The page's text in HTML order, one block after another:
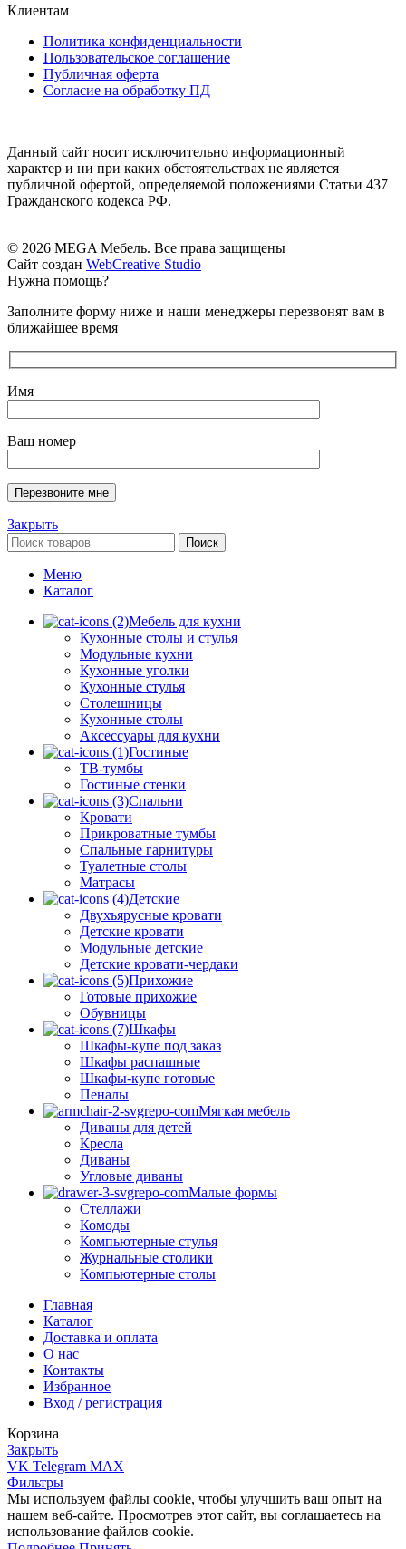
Клиентам
Политика конфиденциальности
Пользовательское соглашение
Публичная оферта
Согласие на обработку ПД
Данный сайт носит исключительно информационный
характер и ни при каких обстоятельствах не является
публичной офертой, определяемой положениями Статьи 437
Гражданского кодекса РФ.
© 2026 MEGA Мебель. Все права защищены
Сайт создан WebCreative Studio
Нужна помощь?
Заполните форму ниже и наши менеджеры перезвонят вам в
ближайшее время
Имя
Ваш номер
Закрыть
Поиск
Меню
Каталог
Мебель для кухни
Кухонные столы и стулья
Модульные кухни
Кухонные уголки
Кухонные стулья
Столешницы
Кухонные столы
Аксессуары для кухни
Гостиные
ТВ-тумбы
Гостиные стенки
Спальни
Кровати
Прикроватные тумбы
Спальные гарнитуры
Туалетные столы
Матрасы
Детские
Двухъярусные кровати
Детские кровати
Модульные детские
Детские кровати-чердаки
Прихожие
Готовые прихожие
Обувницы
Шкафы
Шкафы-купе под заказ
Шкафы распашные
Шкафы-купе готовые
Пеналы
Мягкая мебель
Диваны для детей
Кресла
Диваны
Угловые диваны
Малые формы
Стеллажи
Комоды
Компьютерные стулья
Журнальные столики
Компьютерные столы
Главная
Каталог
Доставка и оплата
О нас
Контакты
Избранное
Вход / регистрация
Корзина
Закрыть
VK Telegram MAX
Фильтры
Мы используем файлы cookie, чтобы улучшить ваш опыт на
нашем веб-сайте. Просмотрев этот сайт, вы соглашаетесь на
использование файлов cookie.